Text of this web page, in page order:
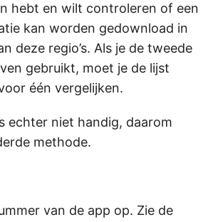
hebt en wilt controleren of een
kan worden gedownload in
deze regio’s. Als je de tweede
gebruikt, moet je de lijst
één vergelijken.
echter niet handig, daarom
methode.
van de app op. Zie de